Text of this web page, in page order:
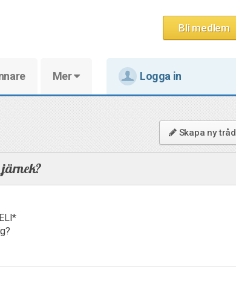
Bli medlem
Mer Logga in
Skapa ny tråd